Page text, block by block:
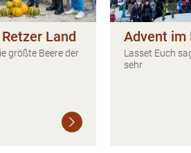
Land
größte Beere der
Advent im
Lasset Euch
sehr